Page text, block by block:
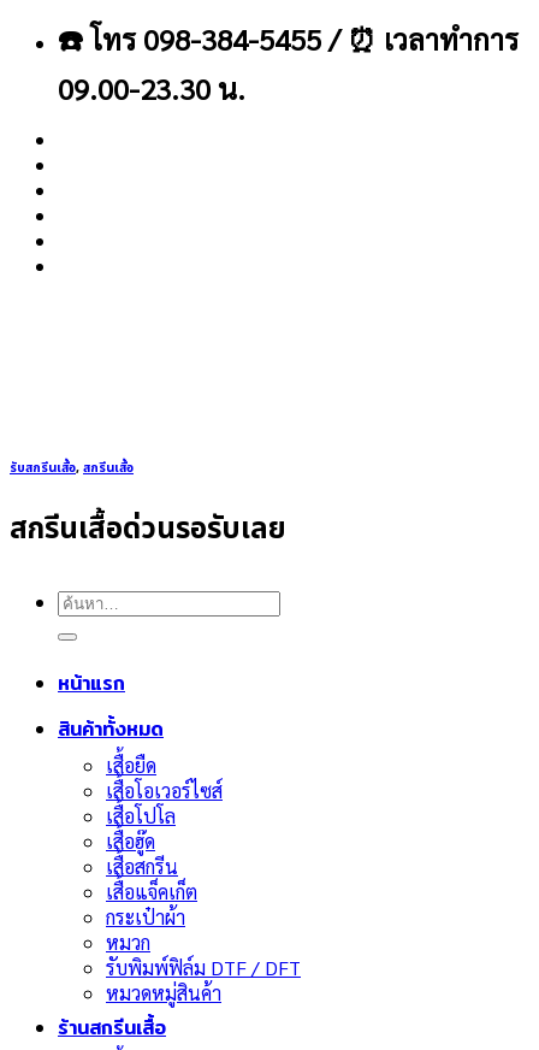
เนื้อหา
☎️ โทร 098-384-5455 / ⏰ เวลาทำการ
09.00-23.30 น.
ค้นหา:
หน้าแรก
สินค้าทั้งหมด
เสื้อยืด
เสื้อโอเวอร์ไซส์
เสื้อโปโล
เสื้อฮู๊ด
เสื้อสกรีน
เสื้อแจ็คเก็ต
กระเป๋าผ้า
หมวก
รับพิมพ์ฟิล์ม DTF / DFT
หมวดหมู่สินค้า
ร้านสกรีนเสื้อ
รับสกรีนเสื้อ,สกรีนเสื้อ
สกรีนเสื้อด่วนรอรับเลย